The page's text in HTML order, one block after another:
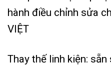
hành điều chỉnh sửa
VIỆT
Thay thế linh kiện: sẵn